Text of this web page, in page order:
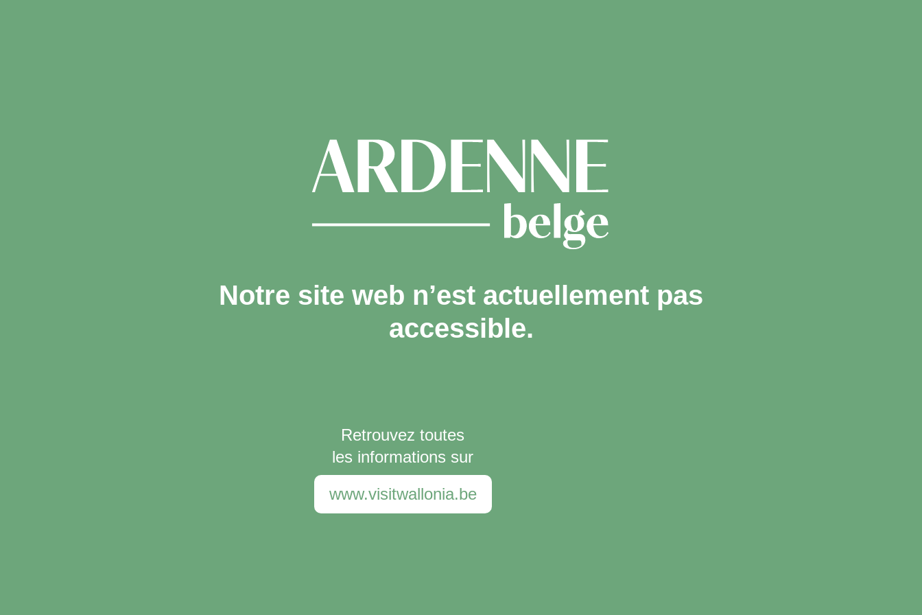
Notre site web n’est actuellement pas
accessible.
Retrouvez toutes
les informations sur
www.visitwallonia.be